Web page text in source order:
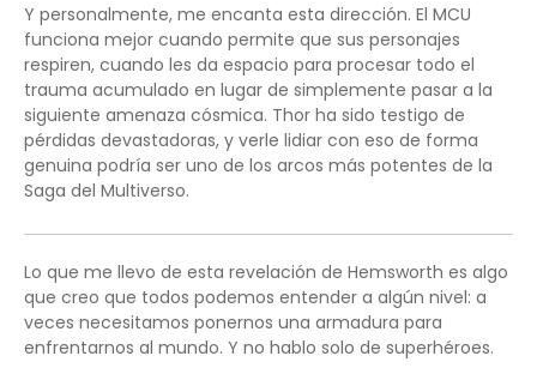
Y personalmente, me encanta esta dirección. El MCU
funciona mejor cuando permite que sus personajes
respiren, cuando les da espacio para procesar todo el
trauma acumulado en lugar de simplemente pasar a la
siguiente amenaza cósmica. Thor ha sido testigo de
pérdidas devastadoras, y verle lidiar con eso de forma
genuina podría ser uno de los arcos más potentes de la
Saga del Multiverso.
Lo que me llevo de esta revelación de Hemsworth es algo
que creo que todos podemos entender a algún nivel: a
veces necesitamos ponernos una armadura para
enfrentarnos al mundo. Y no hablo solo de superhéroes.